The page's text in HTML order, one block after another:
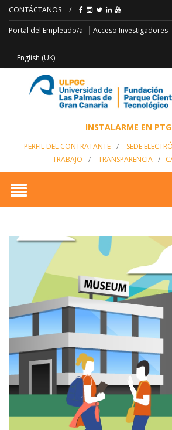
CONTÁCTANOS /
Portal del Empleado/a Acceso Investigadores
English (UK)
INSTALARME EN
PERFIL DEL CONTRATANTE / SEDE
TRABAJO
/ TRANSPARENCIA/